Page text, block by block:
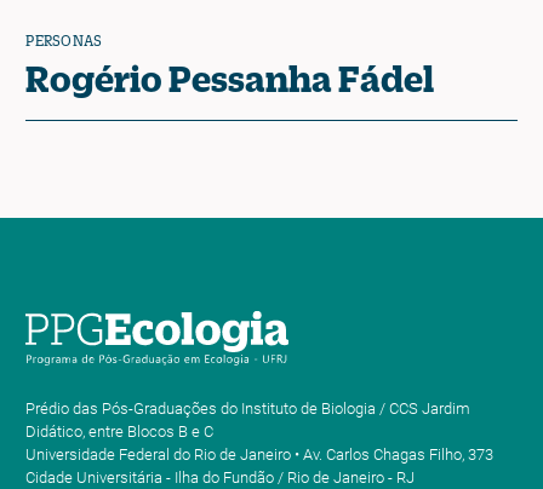
EN ES PT
PERSONAS
Rogério Pessanha Fádel
Prédio das Pós-Graduações do Instituto de Biologia / CCS Jardim
Didático, entre Blocos B e C
Universidade Federal do Rio de Janeiro • Av. Carlos Chagas Filho, 373
Cidade Universitária - Ilha do Fundão / Rio de Janeiro - RJ